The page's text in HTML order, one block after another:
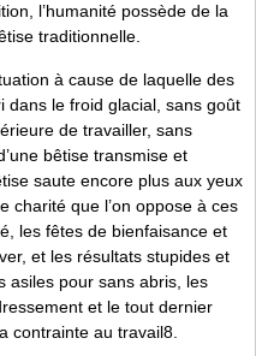
l’humanité possède de la
traditionnelle.
à cause de laquelle des
dans le froid glacial, sans goût
de travailler, sans
bêtise transmise et
saute encore plus aux yeux
charité que l’on oppose à ces
les fêtes de bienfaisance et
et les résultats stupides et
asiles pour sans abris, les
et le tout dernier
contrainte au travail8.